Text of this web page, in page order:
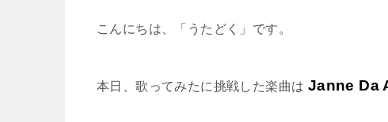
こんにちは、「うたどく」です。
本日、歌ってみたに挑戦した楽曲は Janne Da